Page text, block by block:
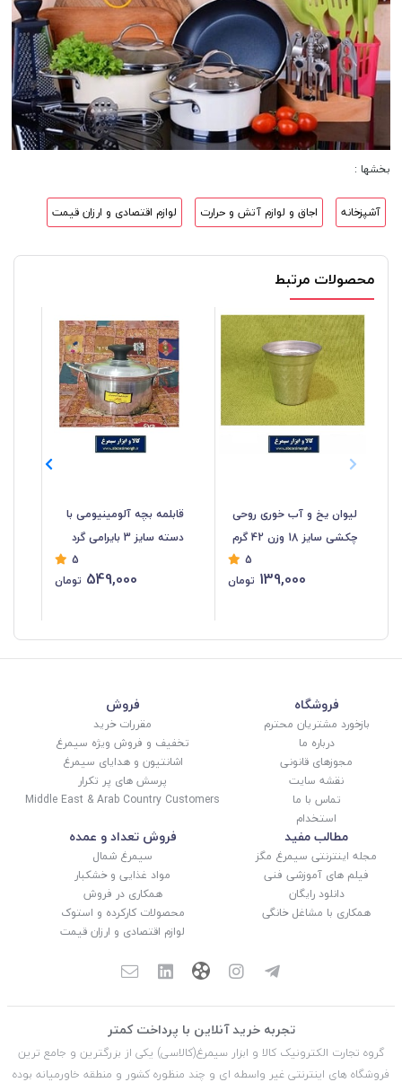
بخشها :
آشپزخانه اجاق و لوازم آتش و حرارت لوازم اقتصادی و ارزان قیمت
محصولات مرتبط
لیوان یخ و آب خوری روحی
چکشی سایز 18 وزن 42 گرم
5
139,000 تومان
قابلمه بچه آلومینیومی با
دسته سایز 3 بایرامی گرد
5
549,000 تومان
فروشگاه
بازخورد مشتریان محترم
درباره ما
مجوزهای قانونی
نقشه سایت
تماس با ما
استخدام
فروش
مقررات خرید
تخفیف و فروش ویژه سیمرغ
اشانتیون و هدایای سیمرغ
پرسش های پر تکرار
Middle East & Arab Country Customers
مطالب مفید
مجله اینترنتی سیمرغ مگز
فیلم های آموزشی فنی
دانلود رایگان
همکاری با مشاغل خانگی
فروش تعداد و عمده
سیمرغ شمال
مواد غذایی و خشکبار
همکاری در فروش
محصولات کارکرده و استوک
لوازم اقتصادی و ارزان قیمت
تجربه خرید آنلاین با پرداخت کمتر
گروه تجارت الکترونیک کالا و ابزار سیمرغ(کالاسی) یکی از بزرگترین و جامع ترین
فروشگاه های اینترنتی غیر واسطه ای و چند منظوره کشور و منطقه خاورمیانه بوده